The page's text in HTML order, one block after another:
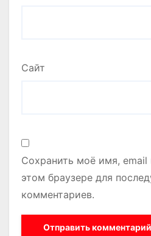
Сайт
Сохранить моё имя, email
этом браузере для
комментариев.